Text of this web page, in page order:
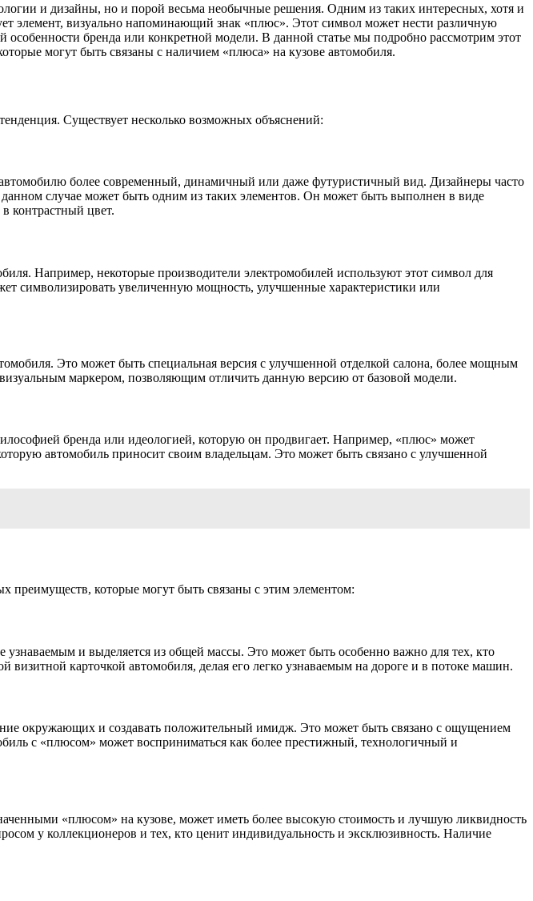
и дизайны, но и порой весьма необычные решения. Одним из таких интересных, хотя и
элемент, визуально напоминающий знак «плюс». Этот символ может нести различную
бренда или конкретной модели. В данной статье мы подробно рассмотрим этот
могут быть связаны с наличием «плюса» на кузове автомобиля.
Существует несколько возможных объяснений:
более современный, динамичный или даже футуристичный вид. Дизайнеры часто
случае может быть одним из таких элементов. Он может быть выполнен в виде
контрастный цвет.
Например, некоторые производители электромобилей используют этот символ для
символизировать увеличенную мощность, улучшенные характеристики или
Это может быть специальная версия с улучшенной отделкой салона, более мощным
маркером, позволяющим отличить данную версию от базовой модели.
бренда или идеологией, которую он продвигает. Например, «плюс» может
автомобиль приносит своим владельцам. Это может быть связано с улучшенной
преимуществ, которые могут быть связаны с этим элементом:
и выделяется из общей массы. Это может быть особенно важно для тех, кто
визитной карточкой автомобиля, делая его легко узнаваемым на дороге и в потоке машин.
окружающих и создавать положительный имидж. Это может быть связано с ощущением
с «плюсом» может восприниматься как более престижный, технологичный и
«плюсом» на кузове, может иметь более высокую стоимость и лучшую ликвидность
у коллекционеров и тех, кто ценит индивидуальность и эксклюзивность. Наличие